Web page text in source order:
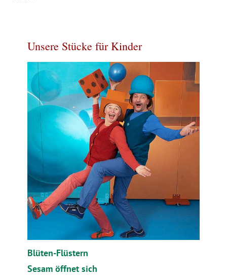
Unsere Stücke für Kinder
Blüten-Flüstern
Sesam öffnet sich